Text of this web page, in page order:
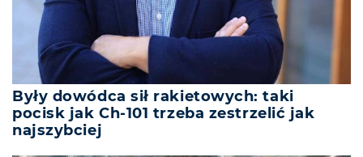
Były dowódca sił rakietowych: taki
pocisk jak Ch-101 trzeba zestrzelić jak
najszybciej